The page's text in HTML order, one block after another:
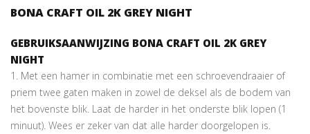
BONA CRAFT OIL 2K GREY NIGHT
GEBRUIKSAANWIJZING BONA CRAFT OIL 2K GREY
NIGHT
1. Met een hamer in combinatie met een schroevendraaier of
priem twee gaten maken in zowel de deksel als de bodem van
het bovenste blik. Laat de harder in het onderste blik lopen (1
minuut). Wees er zeker van dat alle harder doorgelopen is.